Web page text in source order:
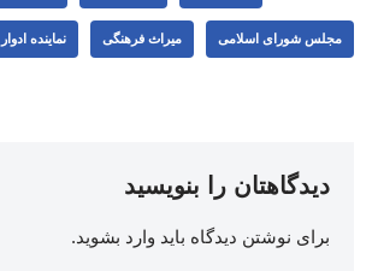
مجلس شورای اسلامی میراث فرهنگی نماینده
دیدگاهتان را بنویسید
برای نوشتن دیدگاه باید وارد بشوید.